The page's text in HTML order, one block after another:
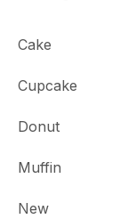
Cake
Cupcake
Donut
Muffin
New